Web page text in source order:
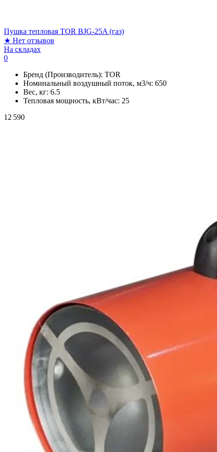
Пушка тепловая TOR BJG-25A (газ)
★ Нет отзывов
На складах
0
Бренд (Производитель): TOR
Номинальный воздушный поток, м3/ч: 650
Вес, кг: 6.5
Тепловая мощность, кВт/час: 25
12 590